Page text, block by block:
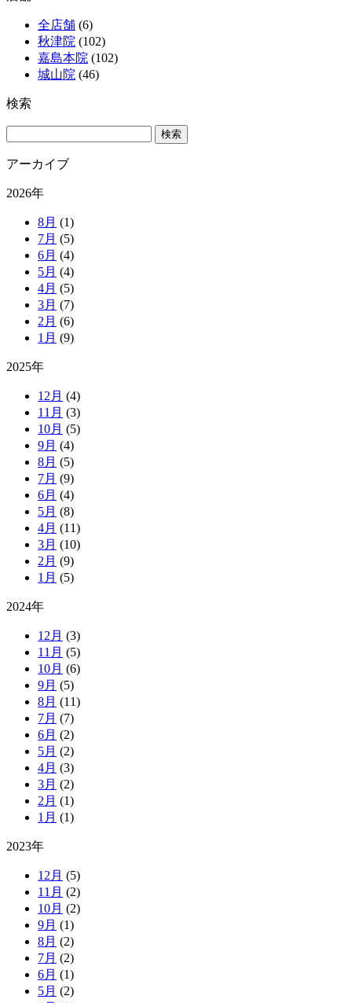
全店舗 (6)
秋津院 (102)
嘉島本院 (102)
城山院 (46)
検索
アーカイブ
2026年
8月 (1)
7月 (5)
6月 (4)
5月 (4)
4月 (5)
3月 (7)
2月 (6)
1月 (9)
2025年
12月 (4)
11月 (3)
10月 (5)
9月 (4)
8月 (5)
7月 (9)
6月 (4)
5月 (8)
4月 (11)
3月 (10)
2月 (9)
1月 (5)
2024年
12月 (3)
11月 (5)
10月 (6)
9月 (5)
8月 (11)
7月 (7)
6月 (2)
5月 (2)
4月 (3)
3月 (2)
2月 (1)
1月 (1)
2023年
12月 (5)
11月 (2)
10月 (2)
9月 (1)
8月 (2)
7月 (2)
6月 (1)
5月 (2)